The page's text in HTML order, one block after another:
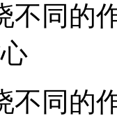
不同的
不同的